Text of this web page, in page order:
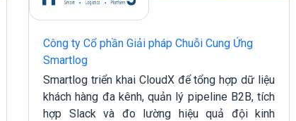
Công ty Cổ phần Giải pháp Chuỗi Cung Ứng
Smartlog
Smartlog triển khai CloudX để tổng hợp dữ liệu
khách hàng đa kênh, quản lý pipeline B2B, tích
hợp Slack và đo lường hiệu quả đội kinh